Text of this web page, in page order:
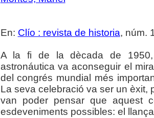
En: Clío : revista de historia, núm.
A la fi de la dècada de
astronáutica va aconseguir el
del congrés mundial més
La seva celebració va ser un èxit,
van poder pensar que aquest
esdeveniments possibles: el